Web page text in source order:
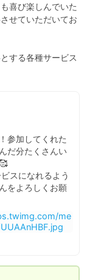
喜び楽しんでいた
せていただいてお
する各種サービス
参加してくれた
だ分たくさんい
スになれるよう
をよろしくお願